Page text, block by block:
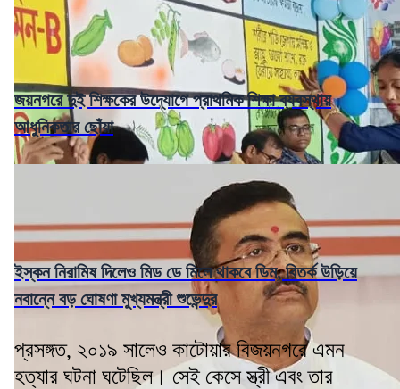
জয়নগরে দুই শিক্ষকের উদ্যোগে প্রাথমিক শিক্ষা ব্যবস্থায়
আধুনিকতার ছোঁয়া
ইস্কন নিরামিষ দিলেও মিড ডে মিলে থাকবে ডিম, বিতর্ক উড়িয়ে
নবান্নে বড় ঘোষণা মুখ্যমন্ত্রী শুভেন্দুর
প্রসঙ্গত, ২০১৯ সালেও কাটোয়ার বিজয়নগরে এমন
হত্যার ঘটনা ঘটেছিল। সেই কেসে স্ত্রী এবং তার